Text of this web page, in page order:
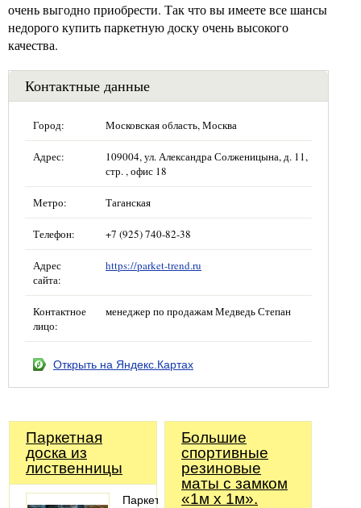
очень выгодно приобрести. Так что вы имеете все шансы
недорого купить паркетную доску очень высокого
качества.
Контактные данные
Город: Московская область, Москва
Адрес:
109004, ул. Александра Солженицына, д. 11,
стр. , офис 18
Метро: Таганская
Телефон: +7 (925) 740-82-38
Адрес
сайта:
https://parket-trend.ru
Контактное
лицо:
менеджер по продажам Медведь Степан
Открыть на Яндекс.Картах
Паркетная
доска из
лиственницы
Паркетная
Большие
спортивные
резиновые
маты с замком
«1м х 1м».